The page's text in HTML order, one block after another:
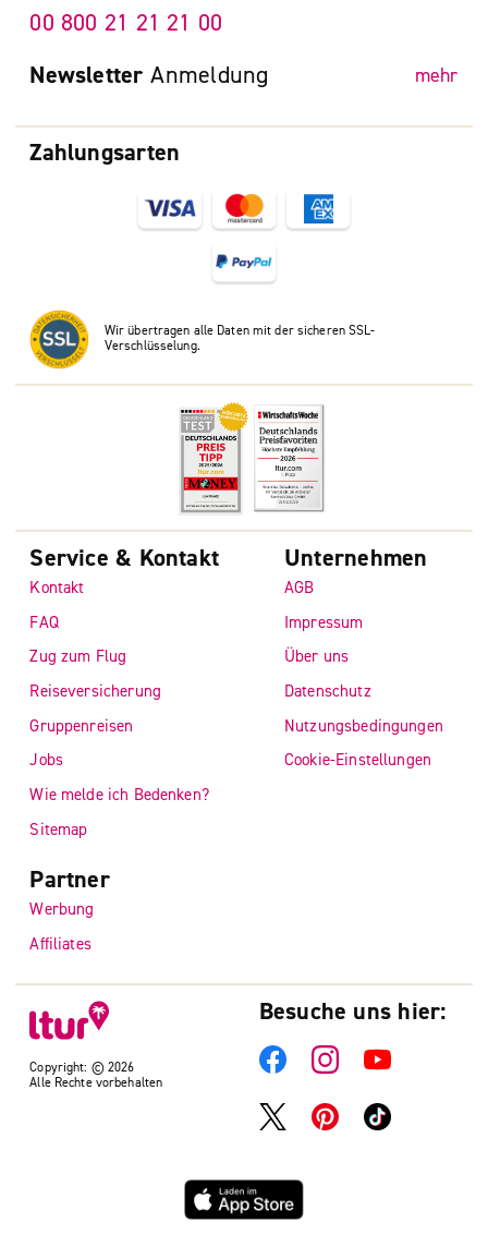
Zahlungsarten
Wir übertragen alle Daten mit der sicheren SSL-
Verschlüsselung.
00 800 21 21 21 00
Newsletter Anmeldung mehr
Copyright: © 2026
Alle Rechte vorbehalten
Service & Kontakt
Kontakt
FAQ
Zug zum Flug
Reiseversicherung
Gruppenreisen
Jobs
Wie melde ich Bedenken?
Sitemap
Unternehmen
AGB
Impressum
Über uns
Datenschutz
Nutzungsbedingungen
Cookie-Einstellungen
Partner
Werbung
Affiliates
Besuche uns hier: